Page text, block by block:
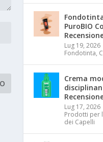
PuroBIO
Lug 19, 2026
Fondotinta,
Crema
Lug 17, 2026
Prodotti per
dei Capelli